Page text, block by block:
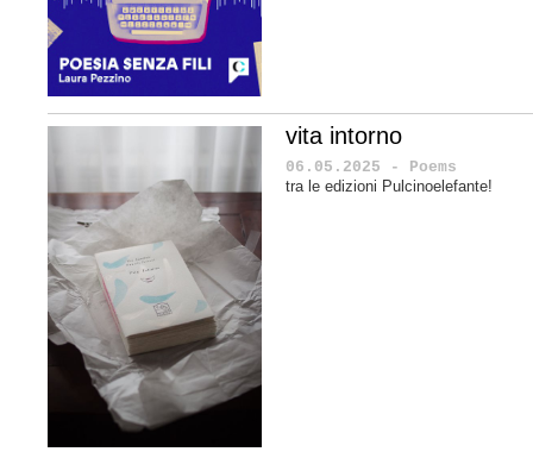
vita intorno
06.05.2025 - Poems
tra le edizioni Pulcinoelefante!